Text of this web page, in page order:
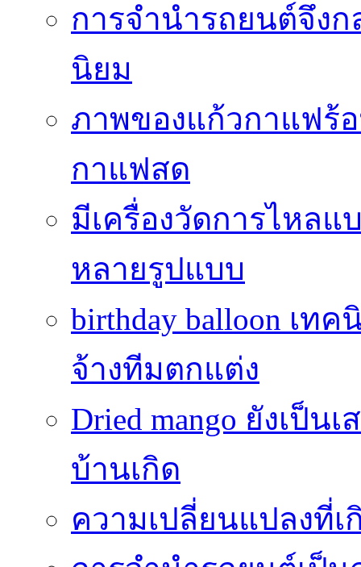
การจำนำรถยนต์จึงก
นิยม
ภาพของแก้วกาแฟร้
กาแฟสด
มีเครื่องวัดการไหล
หลายรูปแบบ
birthday balloon เท
จ้างทีมตกแต่ง
Dried mango ยังเป็น
บ้านเกิด
ความเปลี่ยนแปลงที่